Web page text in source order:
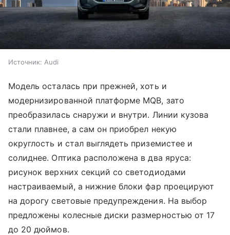
Источник: Audi
Модель осталась при прежней, хоть и
модернизированной платформе MQB, зато
преобразилась снаружи и внутри. Линии кузова
стали плавнее, а сам он приобрел некую
округлость и стал выглядеть приземистее и
солиднее. Оптика расположена в два яруса:
рисунок верхних секций со светодиодами
настраиваемый, а нижние блоки фар проецируют
на дорогу световые предупреждения. На выбор
предложены колесные диски размерностью от 17
до 20 дюймов.